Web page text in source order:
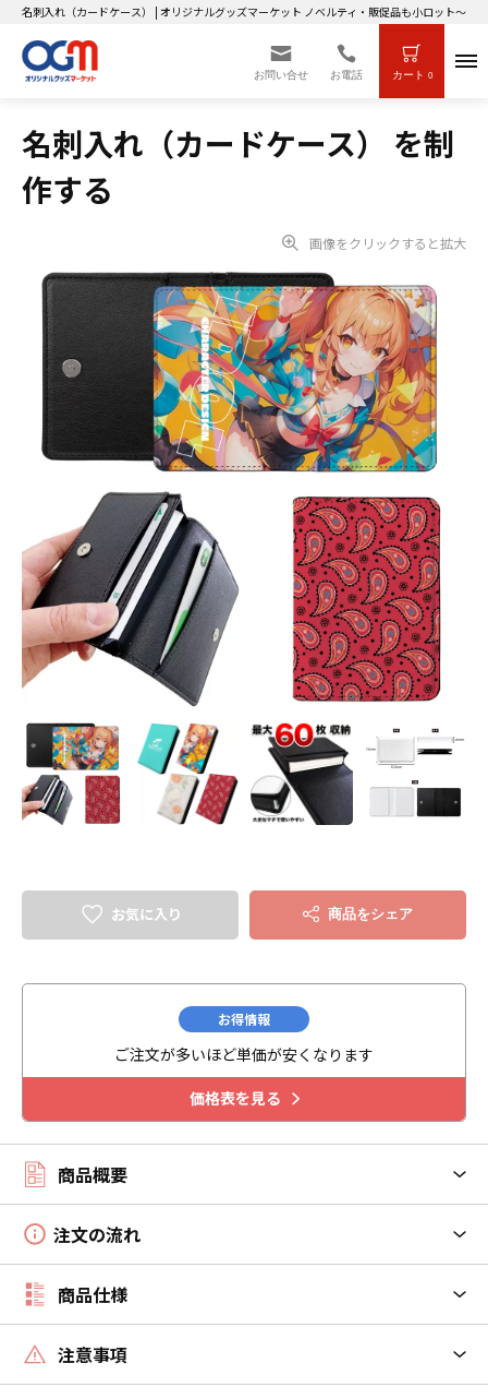
名刺入れ（カードケース） | オリジナルグッズマーケット ノベルティ・販促品も小ロット～大
お問い合せ お電話 カート 0
名刺入れ（カードケース） を制
作する
画像をクリックすると拡大
お気に入り 商品をシェア
お得情報
ご注文が多いほど単価が安くなります
価格表を見る
商品概要
注文の流れ
商品仕様
注意事項